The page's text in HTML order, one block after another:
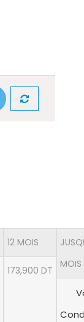
12 MOIS
173,900 DT
MOIS